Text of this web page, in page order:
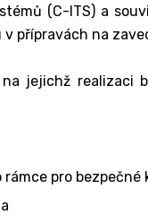
(C-ITS) a
přípravách na
jejichž
pro bezpečné